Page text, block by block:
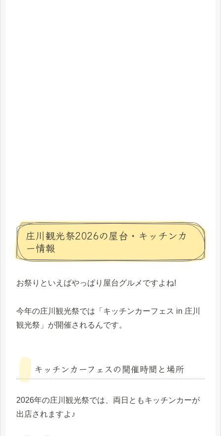
庄川観光祭2026の屋台・キッチンカ
ー情報
お祭りといえばやっぱり屋台グルメですよね!
今年の庄川観光祭では「キッチンカーフェス in 庄川
観光祭」が開催されるんです。
キッチンカーフェスの開催時間と場所
2026年の庄川観光祭では、両日ともキッチンカーが
出店されますよ♪